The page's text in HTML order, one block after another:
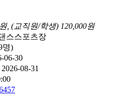
, (교직원/학생) 120,000원
스스포츠장
명)
06-30
08-31